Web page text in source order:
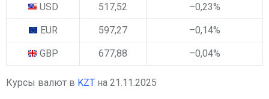
USD 517,52 –0,23%
EUR 597,27 –0,14%
GBP 677,88 –0,04%
Курсы валют в KZT на 21.11.2025